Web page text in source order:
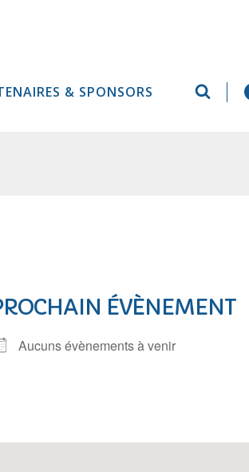
& SPONSORS
ÉVÈNEMENT
Aucuns évènements à venir